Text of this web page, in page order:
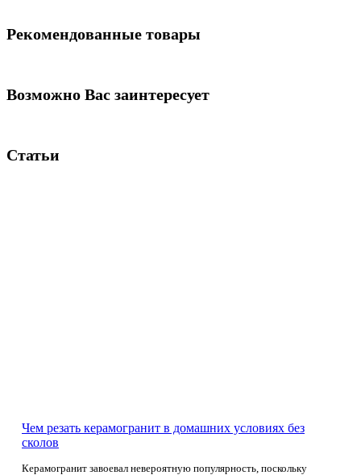
Рекомендованные товары
Возможно Вас заинтересует
Статьи
Чем резать керамогранит в домашних условиях без
сколов
Керамогранит завоевал невероятную популярность, поскольку